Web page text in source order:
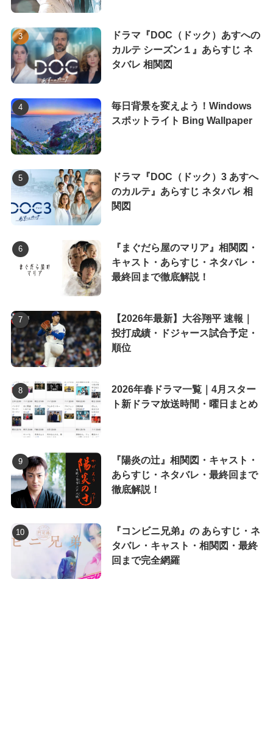
ドラマ『DOC（ドック）あすへの
カルテ シーズン１』あらすじ ネ
タバレ 相関図
毎日背景を変えよう！Windows
スポットライト Bing Wallpaper
ドラマ『DOC（ドック）3 あすへ
のカルテ』あらすじ ネタバレ 相
関図
『まぐだら屋のマリア』相関図・
キャスト・あらすじ・ネタバレ・
最終回まで徹底解説！
【2026年最新】大谷翔平 速報｜
投打成績・ドジャース試合予定・
順位
2026年春ドラマ一覧｜4月スター
ト新ドラマ放送時間・曜日まとめ
『陽炎の辻』相関図・キャスト・
あらすじ・ネタバレ・最終回まで
徹底解説！
『コンビニ兄弟』の あらすじ・ネ
タバレ・キャスト・相関図・最終
回まで完全網羅